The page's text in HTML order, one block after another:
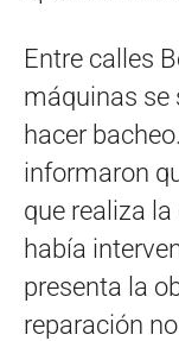
Entre calles
máquinas se
hacer
informaron
que realiza
había
presenta la
reparación